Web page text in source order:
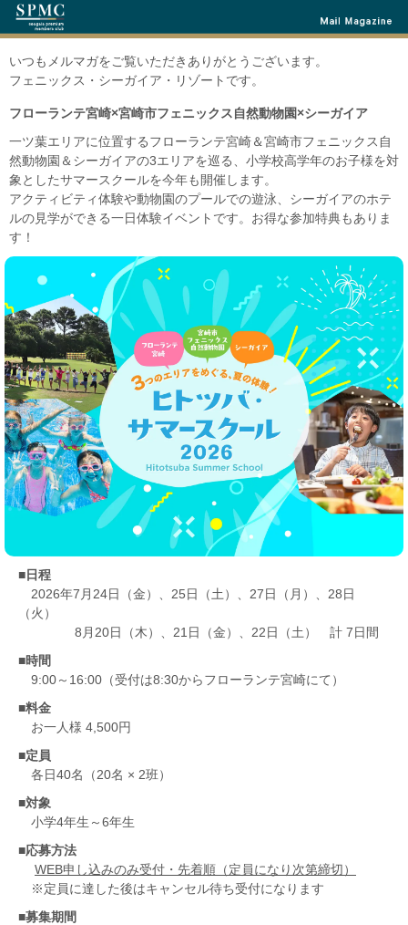
いつもメルマガをご覧いただきありがとうございます。
フェニックス・シーガイア・リゾートです。
フローランテ宮崎×宮崎市フェニックス自然動物園×シーガイア
一ツ葉エリアに位置するフローランテ宮崎＆宮崎市フェニックス自
然動物園＆シーガイアの3エリアを巡る、小学校高学年のお子様を対
象としたサマースクールを今年も開催します。
アクティビティ体験や動物園のプールでの遊泳、シーガイアのホテ
ルの見学ができる一日体験イベントです。お得な参加特典もありま
す！
■日程
2026年7月24日（金）、25日（土）、27日（月）、28日
（火）
8月20日（木）、21日（金）、22日（土） 計 7日間
■時間
9:00～16:00（受付は8:30からフローランテ宮崎にて）
■料金
お一人様 4,500円
■定員
各日40名（20名 × 2班）
■対象
小学4年生～6年生
■応募方法
WEB申し込みのみ受付・先着順（定員になり次第締切）
※定員に達した後はキャンセル待ち受付になります
■募集期間